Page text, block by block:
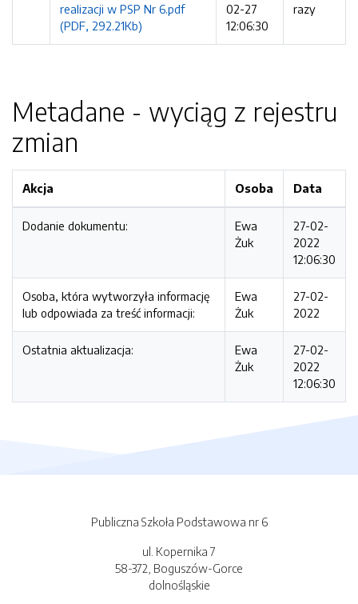
realizacji w PSP Nr 6.pdf
(PDF, 292.21Kb)
02-27
12:06:30
razy
Metadane - wyciąg z rejestru
zmian
Akcja Osoba Data
Dodanie dokumentu:
Ewa
Żuk
27-02-
2022
12:06:30
Osoba, która wytworzyła informację
lub odpowiada za treść informacji:
Ewa
Żuk
27-02-
2022
Ostatnia aktualizacja:
Ewa
Żuk
27-02-
2022
12:06:30
Publiczna Szkoła Podstawowa nr 6
ul. Kopernika 7
58-372, Boguszów-Gorce
dolnośląskie